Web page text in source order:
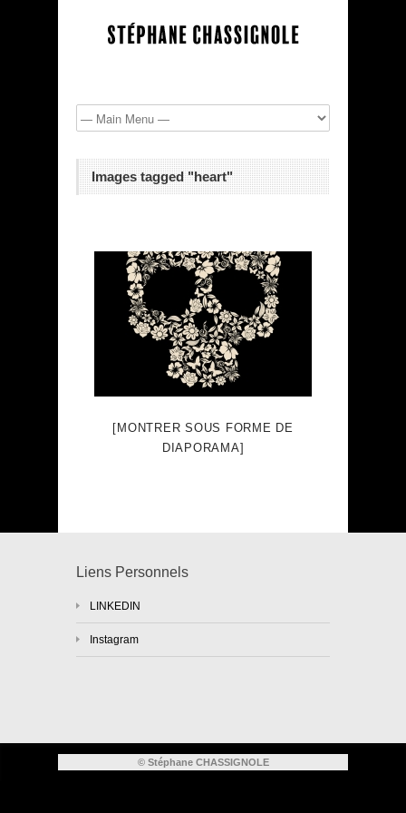
Images tagged "heart"
[MONTRER SOUS FORME DE
DIAPORAMA]
Liens Personnels
LINKEDIN
Instagram
© Stéphane CHASSIGNOLE